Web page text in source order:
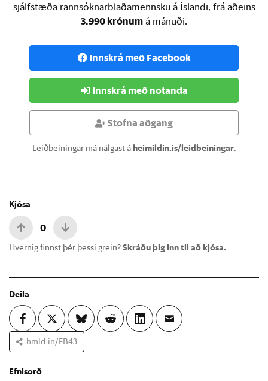
sjálfstæða rannsóknarblaðamennsku á Íslandi, frá aðeins
3.990 krónum á mánuði.
Innskrá með Facebook
Innskrá með notanda
Stofna aðgang
Leiðbeiningar má nálgast áheimildin.is/leidbeiningar.
Kjósa
0
Hvernig finnst þér þessi grein?Skráðu þig inn til að kjósa.
Deila
hmld.in/FB43
Efnisorð